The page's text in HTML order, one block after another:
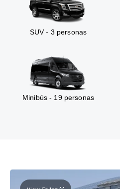
SUV - 3 personas
Minibús - 19 personas